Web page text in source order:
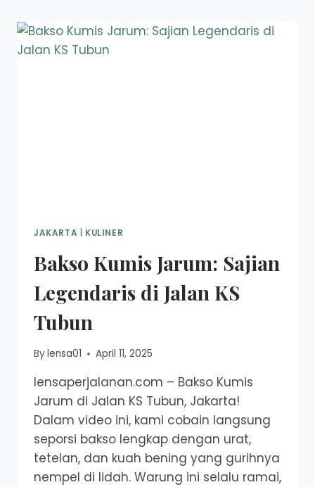
JAKARTA KULINER
Bakso Kumis Jarum: Sajian
Legendaris di Jalan KS
Tubun
Bylensa01 April 11, 2025
lensaperjalanan.com – Bakso Kumis
Jarum di Jalan KS Tubun, Jakarta!
Dalam video ini, kami cobain langsung
seporsi bakso lengkap dengan urat,
tetelan, dan kuah bening yang gurihnya
nempel di lidah. Warung ini selalu ramai,